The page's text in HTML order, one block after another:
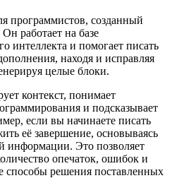
программистов, созданный
работает на базе
интеллекта и помогает писать
находя и исправляя
целые блоки.
контекст, понимает
и подсказывает
если вы начинаете писать
её завершение, основываясь
информации. Это позволяет
опечаток, ошибок и
способы решения поставленных